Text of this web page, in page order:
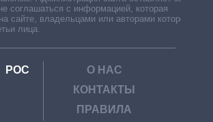
соглашаться с информацией, которая
сайте, владельцами или авторами которой
лица.
РОС
О НАС
КОНТАКТЫ
ПРАВИЛА